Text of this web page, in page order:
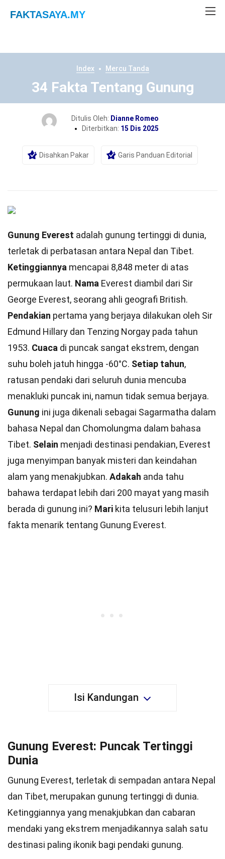
FAKTASAYA.MY
Index Mercu Tanda
34 Fakta Tentang Gunung
Ditulis Oleh: Dianne Romeo
Diterbitkan: 15 Dis 2025
Disahkan Pakar Garis Panduan Editorial
Gunung Everest adalah gunung tertinggi di dunia,
terletak di perbatasan antara Nepal dan Tibet.
Ketinggiannya mencapai 8,848 meter di atas
permukaan laut. Nama Everest diambil dari Sir
George Everest, seorang ahli geografi British.
Pendakian pertama yang berjaya dilakukan oleh Sir
Edmund Hillary dan Tenzing Norgay pada tahun
1953. Cuaca di puncak sangat ekstrem, dengan
suhu boleh jatuh hingga -60°C. Setiap tahun,
ratusan pendaki dari seluruh dunia mencuba
menakluki puncak ini, namun tidak semua berjaya.
Gunung ini juga dikenali sebagai Sagarmatha dalam
bahasa Nepal dan Chomolungma dalam bahasa
Tibet. Selain menjadi destinasi pendakian, Everest
juga menyimpan banyak misteri dan keindahan
alam yang menakjubkan. Adakah anda tahu
bahawa terdapat lebih dari 200 mayat yang masih
berada di gunung ini? Mari kita telusuri lebih lanjut
fakta menarik tentang Gunung Everest.
Isi Kandungan
Gunung Everest: Puncak Tertinggi
Dunia
Gunung Everest, terletak di sempadan antara Nepal
dan Tibet, merupakan gunung tertinggi di dunia.
Ketinggiannya yang menakjubkan dan cabaran
mendaki yang ekstrem menjadikannya salah satu
destinasi paling ikonik bagi pendaki gunung.